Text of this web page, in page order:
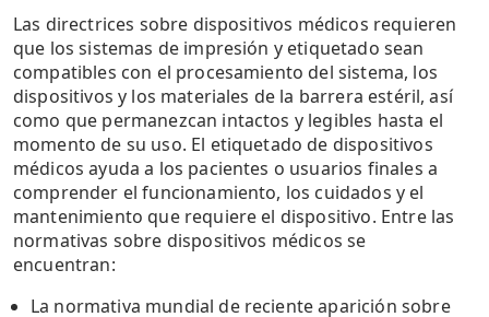
Las directrices sobre dispositivos médicos requieren
que los sistemas de impresión y etiquetado sean
compatibles con el procesamiento del sistema, los
dispositivos y los materiales de la barrera estéril, así
como que permanezcan intactos y legibles hasta el
momento de su uso. El etiquetado de dispositivos
médicos ayuda a los pacientes o usuarios finales a
comprender el funcionamiento, los cuidados y el
mantenimiento que requiere el dispositivo. Entre las
normativas sobre dispositivos médicos se
encuentran:
La normativa mundial de reciente aparición sobre